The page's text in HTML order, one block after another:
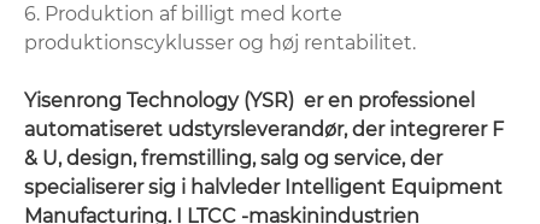
6. Produktion af billigt med korte
produktionscyklusser og høj rentabilitet.
Yisenrong Technology (YSR) ‌ er en professionel
automatiseret udstyrsleverandør, der integrerer F
& U, design, fremstilling, salg og service, der
specialiserer sig i halvleder Intelligent Equipment
Manufacturing‌. I LTCC -maskinindustrien